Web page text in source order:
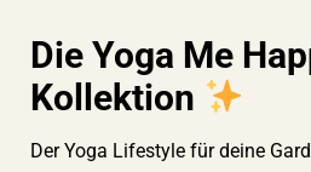
Die Yoga Me
Kollektion
Der Yoga Lifestyle für deine